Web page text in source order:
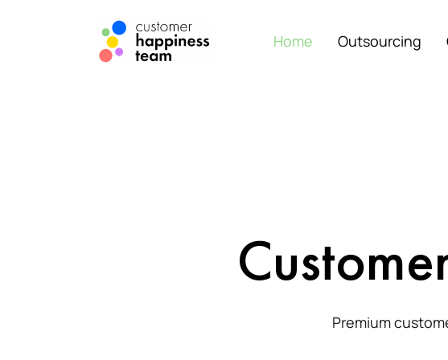
Home Outsourcing
Premium